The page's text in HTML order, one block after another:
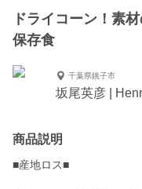
ドライコーン！素
保存食
千葉県銚子市
坂尾英彦 |
商品説明
■産地ロス■